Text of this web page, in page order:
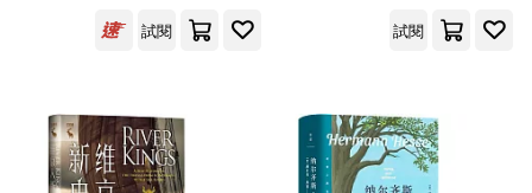
亞瑟‧柯南‧道爾(23)
人民文學出版社(149)
人民郵電出版社(129)
本週上市新品(22)
試閱
試閱